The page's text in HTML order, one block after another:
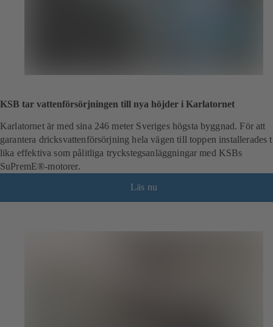
KSB tar vattenförsörjningen till nya höjder i Karlatornet
Karlatornet är med sina 246 meter Sveriges högsta byggnad. För att
garantera dricksvattenförsörjning hela vägen till toppen installerades
lika effektiva som pålitliga tryckstegsanläggningar med KSBs
SuPremE®-motorer.
Läs nu